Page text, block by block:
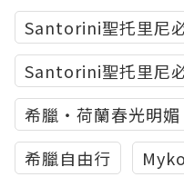
Santorini聖托里尼
Santorini聖托里尼
希臘‧荷蘭春光明媚
希臘自由行